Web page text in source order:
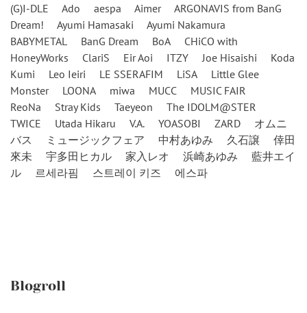
(G)I-DLE Ado aespa Aimer
ARGONAVIS from BanG
Dream!
Ayumi Hamasaki
Ayumi Nakamura
BABYMETAL
BanG Dream BoA
CHiCO with
HoneyWorks
ClariS Eir Aoi ITZY Joe Hisaishi
Koda
Kumi
Leo Ieiri LE SSERAFIM LiSA
Little Glee
Monster
LOONA miwa MUCC
MUSIC FAIR
ReoNa
Stray Kids Taeyeon
The IDOLM@STER
TWICE
Utada Hikaru V.A. YOASOBI ZARD
オムニ
バス
ミュージックフェア 中村あゆみ 久石譲
倖田
來未
宇多田ヒカル 家入レオ 浜崎あゆみ
藍井エイ
ル
르세라핌 스트레이 키즈 에스파
Blogroll